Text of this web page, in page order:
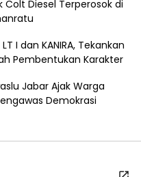
Colt Diesel Terperosok di
I dan KANIRA, Tekankan
Pembentukan Karakter
Jabar Ajak Warga
Demokrasi